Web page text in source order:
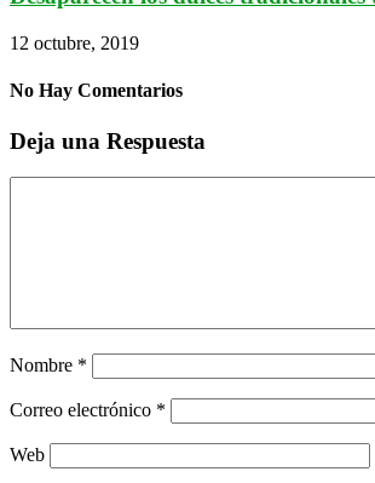
12 octubre, 2019
No Hay Comentarios
Deja una Respuesta
Nombre *
Correo electrónico *
Web